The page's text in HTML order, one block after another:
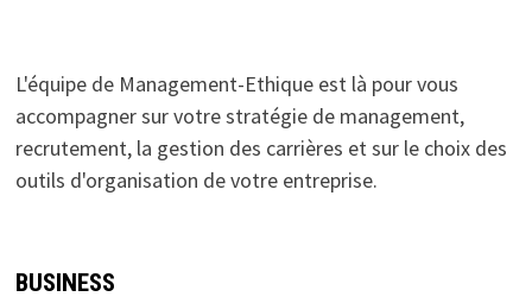
L'équipe de Management-Ethique est là pour vous
accompagner sur votre stratégie de management,
recrutement, la gestion des carrières et sur le choix des
outils d'organisation de votre entreprise.
BUSINESS